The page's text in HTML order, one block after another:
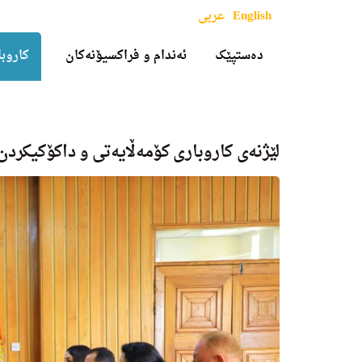
دەستپێک ئەندام و فراکسیۆنەکان
English عربی
لێژنه‌ى كاروبارى كۆمه‌ڵایه‌تى و